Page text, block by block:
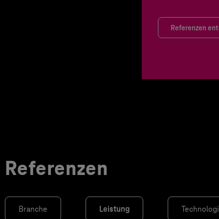
Referenzen
Referenzen
Branche Leistung